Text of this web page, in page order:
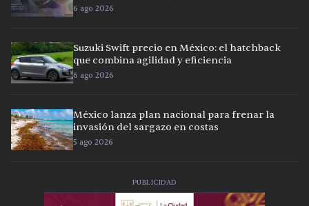
6 ago 2026
Suzuki Swift precio en México: el hatchback
que combina agilidad y eficiencia
6 ago 2026
México lanza plan nacional para frenar la
invasión del sargazo en costas
5 ago 2026
PUBLICIDAD